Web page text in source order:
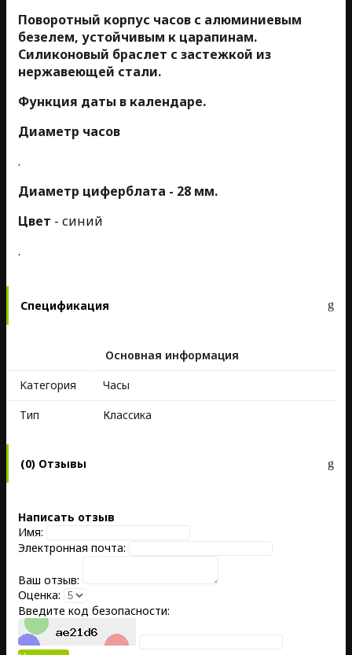
Поворотный корпус часов с алюминиевым
безелем, устойчивым к царапинам.
Силиконовый браслет с застежкой из
нержавеющей стали.
Функция даты в календаре.
Диаметр часов
.
Диаметр циферблата - 28 мм.
Цвет - синий
.
Спецификация
Основная информация
Kатегория
Часы
Тип
Классика
(0) Отзывы
Написать отзыв
Имя:
Электронная почта:
Ваш отзыв:
Оценка:
Введите код безопасности: